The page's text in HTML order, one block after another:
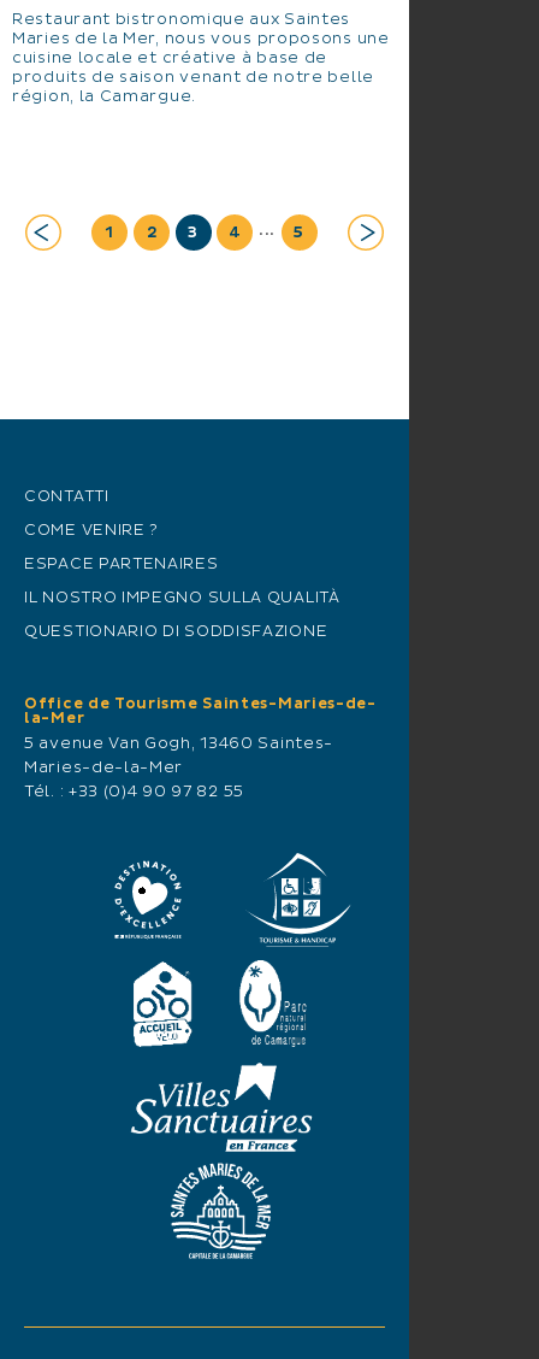
Restaurant bistronomique aux Saintes
Maries de la Mer, nous vous proposons une
cuisine locale et créative à base de
produits de saison venant de notre belle
région, la Camargue.
1 2 3 4 ... 5
CONTATTI
COME VENIRE ?
ESPACE PARTENAIRES
IL NOSTRO IMPEGNO SULLA QUALITÀ
QUESTIONARIO DI SODDISFAZIONE
Office de Tourisme Saintes-Maries-de-
la-Mer
5 avenue Van Gogh, 13460 Saintes-
Maries-de-la-Mer
Tél. : +33 (0)4 90 97 82 55